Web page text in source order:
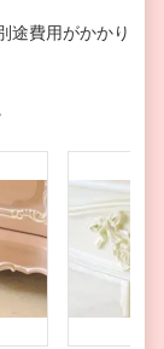
途費用がかかり